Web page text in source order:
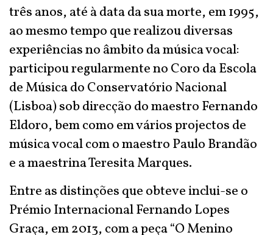
três anos, até à data da sua morte, em 1995,
ao mesmo tempo que realizou diversas
experiências no âmbito da música vocal:
participou regularmente no Coro da Escola
de Música do Conservatório Nacional
(Lisboa) sob direcção do maestro Fernando
Eldoro, bem como em vários projectos de
música vocal com o maestro Paulo Brandão
e a maestrina Teresita Marques.
Entre as distinções que obteve inclui-se o
Prémio Internacional Fernando Lopes
Graça, em 2013, com a peça “O Menino